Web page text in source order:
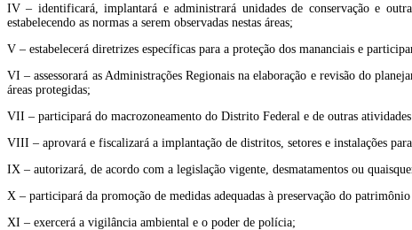
IV – identificará, implantará e administrará unidades de conservação e
estabelecendo as normas a serem observadas nestas áreas;
V – estabelecerá diretrizes específicas para a proteção dos mananciais e
VI – assessorará as Administrações Regionais na elaboração e revisão do
áreas protegidas;
VII – participará do macrozoneamento do Distrito Federal e de outras
VIII – aprovará e fiscalizará a implantação de distritos, setores e instalações
IX – autorizará, de acordo com a legislação vigente, desmatamentos ou
X – participará da promoção de medidas adequadas à preservação do
XI – exercerá a vigilância ambiental e o poder de polícia;